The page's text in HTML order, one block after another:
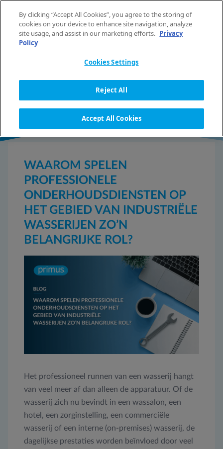
NL
NIEUWS
WAAROM SPELEN
PROFESSIONELE
ONDERHOUDSDIENSTEN OP
HET GEBIED VAN INDUSTRIËLE
WASSERIJEN ZO’N
BELANGRIJKE ROL?
Het professioneel runnen van een wasserij hangt
van veel meer af dan alleen de apparatuur. Of de
wasserij zich nu bevindt in een wassalon, een
hotel, een zorginstelling, een commerciële
wasserij of een interne (on-premises) wasserij, de
dagelijkse prestaties worden beïnvloed door veel
By clicking “Accept All Cookies”, you agree to the storing of
cookies on your device to enhance site navigation, analyze
site usage, and assist in our marketing efforts. Privacy
Policy
Cookies Settings
Reject All
Accept All Cookies